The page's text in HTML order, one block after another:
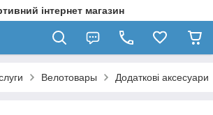
інтернет магазин
Велотовары Додаткові аксесуари